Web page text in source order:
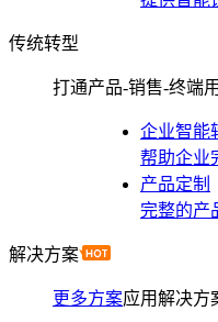
传统转型
打通产品-销售-终端
企业智能
帮助企业
产品定制
完整的产
解决方案
更多方案应用解决方